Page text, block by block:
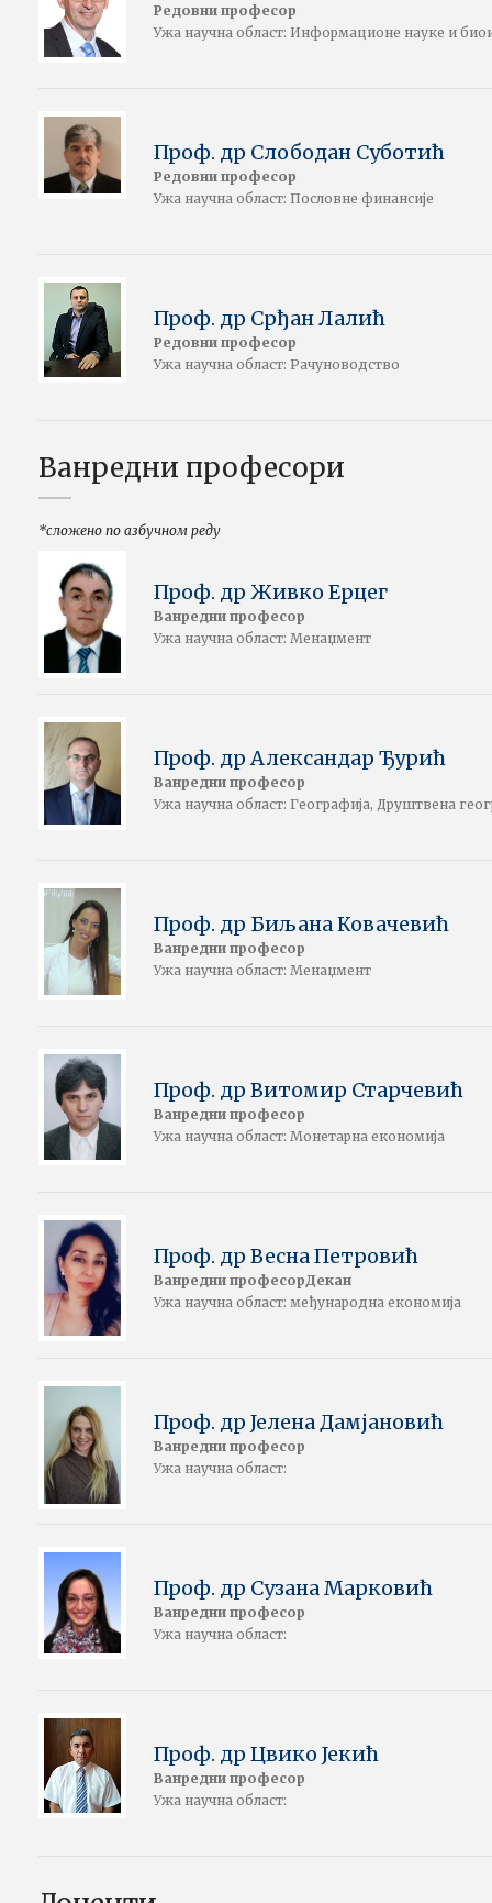
Редовни професор
Ужа научна област: Информационе науке и
Проф. др Слободан Суботић
Редовни професор
Ужа научна област: Пословне финансије
Проф. др Срђан Лалић
Редовни професор
Ужа научна област: Рачуноводство
Ванредни професори
*сложено по азбучном реду
Проф. др Живко Ерцег
Ванредни професор
Ужа научна област: Менаџмент
Проф. др Александар Ђурић
Ванредни професор
Ужа научна област: Географија, Друштвена
Проф. др Биљана Ковачевић
Ванредни професор
Ужа научна област: Менаџмент
Проф. др Витомир Старчевић
Ванредни професор
Ужа научна област: Монетарна економија
Проф. др Весна Петровић
Ванредни професорДекан
Ужа научна област: међународна економија
Проф. др Јелена Дамјановић
Ванредни професор
Ужа научна област:
Проф. др Сузана Марковић
Ванредни професор
Ужа научна област:
Проф. др Цвико Јекић
Ванредни професор
Ужа научна област: